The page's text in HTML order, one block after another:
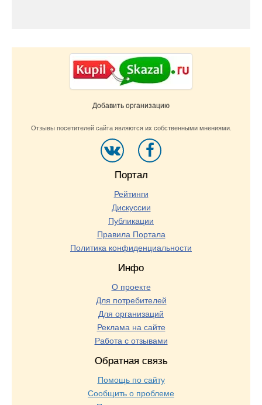
Добавить организацию
Отзывы посетителей сайта являются их собственными мнениями.
Портал
Рейтинги
Дискуссии
Публикации
Правила Портала
Политика конфиденциальности
Инфо
О проекте
Для потребителей
Для организаций
Реклама на сайте
Работа с отзывами
Обратная связь
Помощь по сайту
Сообщить о проблеме